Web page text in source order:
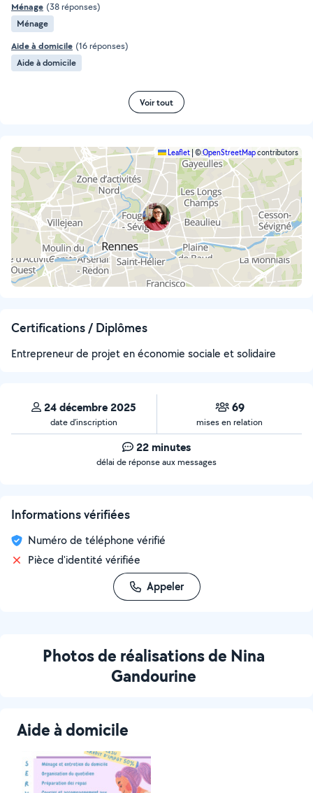
Ménage (38 réponses)
Ménage
Aide à domicile (16 réponses)
Aide à domicile
Voir tout
Leaflet ©OpenStreetMapcontributors
Certifications / Diplômes
Entrepreneur de projet en économie sociale et solidaire
24 décembre 2025
date d’inscription
69
mises en relation
22 minutes
délai de réponse aux messages
Informations vérifiées
Numéro de téléphone vérifié
Pièce d'identité vérifiée
Appeler
Photos de réalisations de Nina
Gandourine
Aide à domicile